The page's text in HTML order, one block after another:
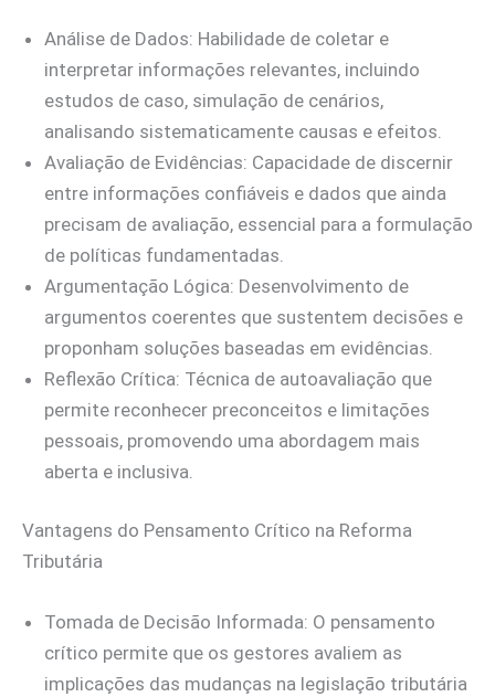
Análise de Dados: Habilidade de coletar e
interpretar informações relevantes, incluindo
estudos de caso, simulação de cenários,
analisando sistematicamente causas e efeitos.
Avaliação de Evidências: Capacidade de discernir
entre informações confiáveis e dados que ainda
precisam de avaliação, essencial para a formulação
de políticas fundamentadas.
Argumentação Lógica: Desenvolvimento de
argumentos coerentes que sustentem decisões e
proponham soluções baseadas em evidências.
Reflexão Crítica: Técnica de autoavaliação que
permite reconhecer preconceitos e limitações
pessoais, promovendo uma abordagem mais
aberta e inclusiva.
Vantagens do Pensamento Crítico na Reforma
Tributária
Tomada de Decisão Informada: O pensamento
crítico permite que os gestores avaliem as
implicações das mudanças na legislação tributária